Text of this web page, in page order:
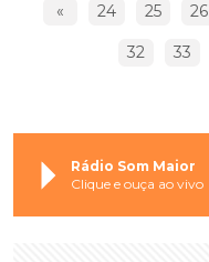
« 24 25 26
32 33
Rádio Som Maior
Clique e ouça ao vivo